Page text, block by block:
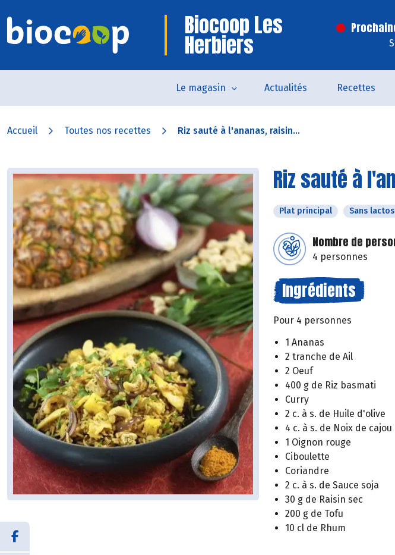
Biocoop Les
Herbiers
Le magasin Actualités Recettes
Accueil Toutes nos recettes Riz sauté à l'ananas, raisin...
Riz sauté à
Plat principal Sans
Nombre de
4 personnes
Ingrédients
Pour 4 personnes
1 Ananas
2 tranche de Ail
2 Oeuf
400 g de Riz basmati
Curry
2 c. à s. de Huile d'olive
4 c. à s. de Noix de cajou
1 Oignon rouge
Ciboulette
Coriandre
2 c. à s. de Sauce soja
30 g de Raisin sec
200 g de Tofu
10 cl de Rhum